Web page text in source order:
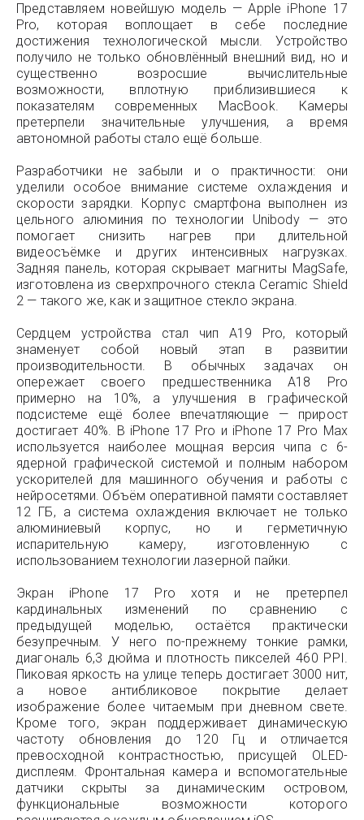
Представляем новейшую модель — Apple iPhone 17
Pro, которая воплощает в себе последние
достижения технологической мысли. Устройство
получило не только обновлённый внешний вид, но и
существенно возросшие вычислительные
возможности, вплотную приблизившиеся к
показателям современных MacBook. Камеры
претерпели значительные улучшения, а время
автономной работы стало ещё больше.
Разработчики не забыли и о практичности: они
уделили особое внимание системе охлаждения и
скорости зарядки. Корпус смартфона выполнен из
цельного алюминия по технологии Unibody — это
помогает снизить нагрев при длительной
видеосъёмке и других интенсивных нагрузках.
Задняя панель, которая скрывает магниты MagSafe,
изготовлена из сверхпрочного стекла Ceramic Shield
2 — такого же, как и защитное стекло экрана.
Сердцем устройства стал чип A19 Pro, который
знаменует собой новый этап в развитии
производительности. В обычных задачах он
опережает своего предшественника A18 Pro
примерно на 10%, а улучшения в графической
подсистеме ещё более впечатляющие — прирост
достигает 40%. В iPhone 17 Pro и iPhone 17 Pro Max
используется наиболее мощная версия чипа с 6-
ядерной графической системой и полным набором
ускорителей для машинного обучения и работы с
нейросетями. Объём оперативной памяти составляет
12 ГБ, а система охлаждения включает не только
алюминиевый корпус, но и герметичную
испарительную камеру, изготовленную с
использованием технологии лазерной пайки.
Экран iPhone 17 Pro хотя и не претерпел
кардинальных изменений по сравнению с
предыдущей моделью, остаётся практически
безупречным. У него по-прежнему тонкие рамки,
диагональ 6,3 дюйма и плотность пикселей 460 PPI.
Пиковая яркость на улице теперь достигает 3000 нит,
а новое антибликовое покрытие делает
изображение более читаемым при дневном свете.
Кроме того, экран поддерживает динамическую
частоту обновления до 120 Гц и отличается
превосходной контрастностью, присущей OLED-
дисплеям. Фронтальная камера и вспомогательные
датчики скрыты за динамическим островом,
функциональные возможности которого